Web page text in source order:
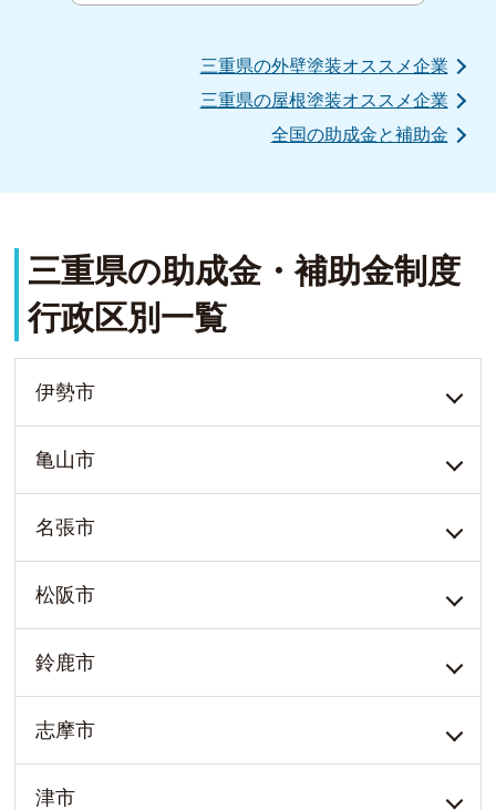
三重県の外壁塗装オススメ企業
三重県の屋根塗装オススメ企業
全国の助成金と補助金
三重県の助成金・補助金制度
行政区別一覧
伊勢市
亀山市
名張市
松阪市
鈴鹿市
志摩市
津市